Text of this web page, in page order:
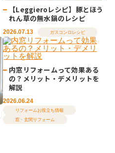
【Leggieroレシピ】豚とほう
れん草の無水鍋のレシピ
2026.07.13 ガスコンロレシピ
内窓リフォームって効果ある
の？メリット・デメリットを
解説
2026.06.24
リフォームお役立ち情報
窓・玄関リフォーム